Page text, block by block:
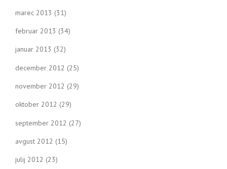
marec 2013 (31)
februar 2013 (34)
januar 2013 (32)
december 2012 (25)
november 2012 (29)
oktober 2012 (29)
september 2012 (27)
avgust 2012 (15)
julij 2012 (23)